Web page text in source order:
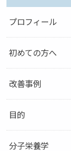
プロフィール
初めての方へ
改善事例
目的
分子栄養学